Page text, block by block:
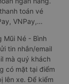
toán vé
VNPay,…
Mũi Né - Bình
tin nhắn/email
mà quý khách
có mặt tại điểm
lên xe. Để kiểm